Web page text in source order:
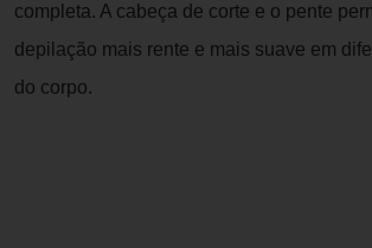
completa. A cabeça de corte e o pente
depilação mais rente e mais suave em
do corpo.